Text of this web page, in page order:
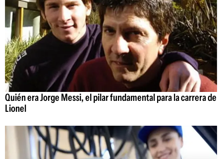
Quién era Jorge Messi, el pilar fundamental para la carrera de
Lionel